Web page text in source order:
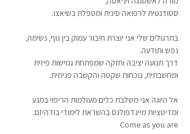
סטודנטית לרפואה סינית ומטפלת בשיאצו.
בתרגולים שלי אני יוצרת חיבור עמוק בין גוף, נשימה,
נפש ותודעה.
דרך תנועה יציבה וחזקה שמפתחת גמישות פיזית
ומחשבתית, נוכחות שקטה והקשבה פנימית.
אל היוגה אני משלבת כלים מעולמות הריפוי במגע
ומדיטציות מיינדפולנס בהשראת לימודי בודהיזם.
Come as you are